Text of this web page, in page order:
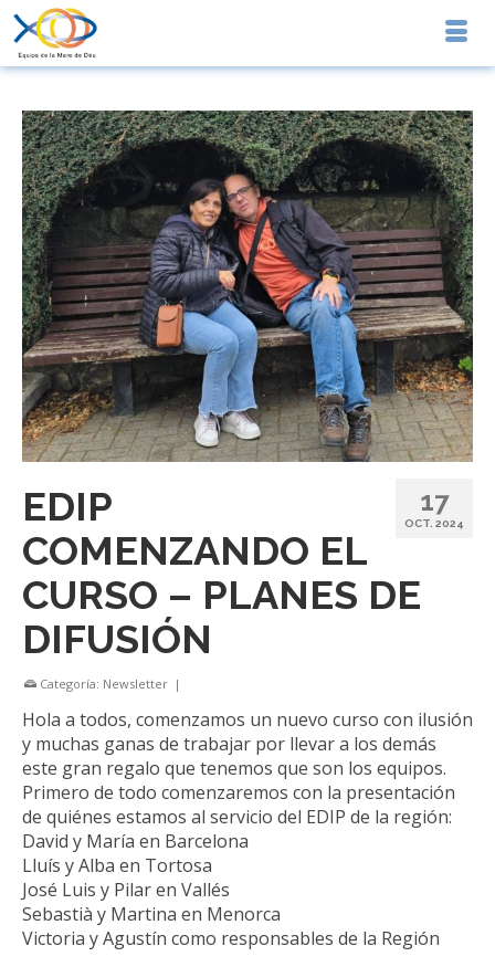
17
OCT. 2024
EDIP
COMENZANDO EL
CURSO – PLANES DE
DIFUSIÓN
Categoría: Newsletter |
Hola a todos, comenzamos un nuevo curso con ilusión
y muchas ganas de trabajar por llevar a los demás
este gran regalo que tenemos que son los equipos.
Primero de todo comenzaremos con la presentación
de quiénes estamos al servicio del EDIP de la región:
David y María en Barcelona
Lluís y Alba en Tortosa
José Luis y Pilar en Vallés
Sebastià y Martina en Menorca
Victoria y Agustín como responsables de la Región